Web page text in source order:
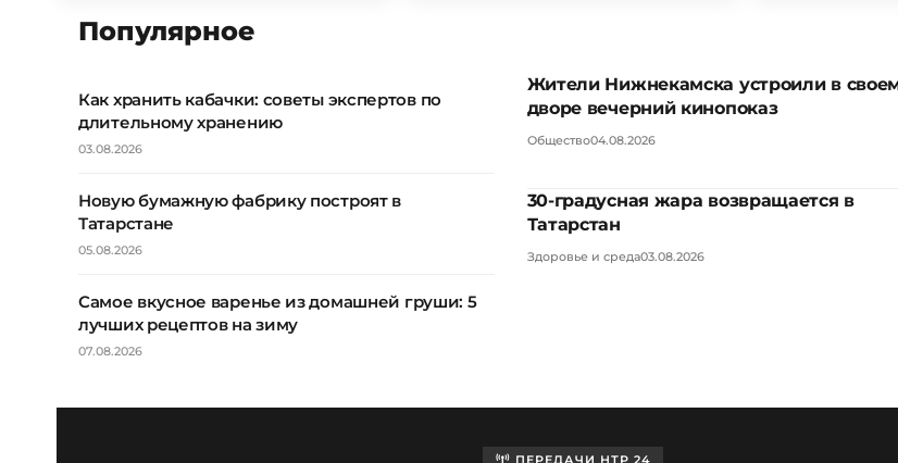
Популярное
Как хранить кабачки: советы экспертов по
длительному хранению
03.08.2026
Новую бумажную фабрику построят в
Татарстане
05.08.2026
Самое вкусное варенье из домашней груши: 5
лучших рецептов на зиму
07.08.2026
Жители Нижнекамска устроили в
дворе вечерний кинопоказ
Общество04.08.2026
30-градусная жара возвращается в
Татарстан
Здоровье и среда03.08.2026
ПЕРЕДАЧИ НТР 24